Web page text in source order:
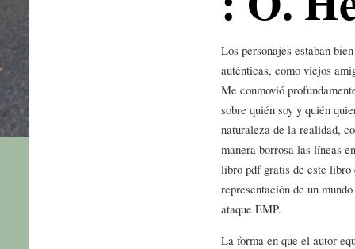
Los personajes estaban
auténticas, como viejos
Me conmovió
sobre quién soy y quién
naturaleza de la realidad,
manera borrosa las líneas
libro pdf gratis de este libro
representación de un
ataque EMP.
La forma en que el autor